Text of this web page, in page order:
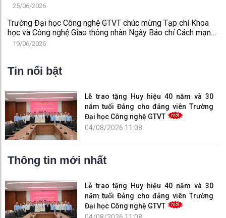
25/06/2026
Trường Đại học Công nghệ GTVT chúc mừng Tạp chí Khoa
học và Công nghệ Giao thông nhân Ngày Báo chí Cách mạng
Việt Nam 21/6
19/06/2026
Tin nổi bật
Lễ trao tặng Huy hiệu 40 năm và 30
năm tuổi Đảng cho đảng viên Trường
Đại học Công nghệ GTVT
04/08/2026 11:08
Thông tin mới nhất
Lễ trao tặng Huy hiệu 40 năm và 30
năm tuổi Đảng cho đảng viên Trường
Đại học Công nghệ GTVT